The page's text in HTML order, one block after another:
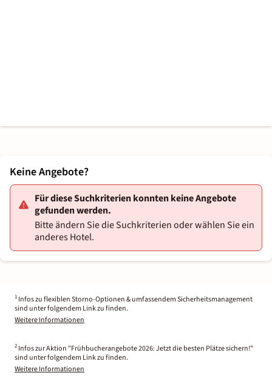
Keine Angebote?
Für diese Suchkriterien konnten keine Angebote
gefunden werden.
Bitte ändern Sie die Suchkriterien oder wählen Sie ein
anderes Hotel.
1 Infos zu flexiblen Storno-Optionen & umfassendem Sicherheitsmanagement
sind unter folgendem Link zu finden.
Weitere Informationen
2 Infos zur Aktion "Frühbucherangebote 2026: Jetzt die besten Plätze sichern!"
sind unter folgendem Link zu finden.
Weitere Informationen